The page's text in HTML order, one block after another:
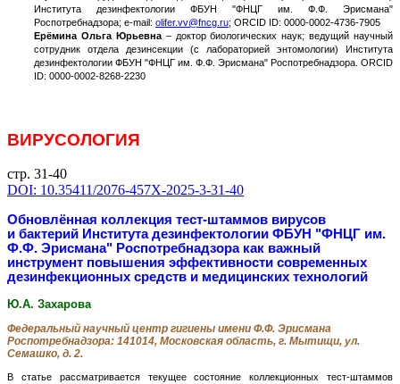
Института дезинфектологии ФБУН "ФНЦГ им. Ф.Ф. Эрисмана"
Роспотребнадзора; e-mail: olifer.vv@fncg.ru; ORCID ID: 0000-0002-4736-7905
Ерёмина Ольга Юрьевна – доктор биологических наук; ведущий научный
сотрудник отдела дезинсекции (с лабораторией энтомологии) Института
дезинфектологии ФБУН "ФНЦГ им. Ф.Ф. Эрисмана" Роспотребнадзора. ORCID
ID: 0000-0002-8268-2230
ВИРУСОЛОГИЯ
стр. 31-40
DOI: 10.35411/2076-457X-2025-3-31-40
Обновлённая коллекция тест-штаммов вирусов
и бактерий Института дезинфектологии ФБУН "ФНЦГ им.
Ф.Ф. Эрисмана" Роспотребнадзора как важный
инструмент повышения эффективности современных
дезинфекционных средств и медицинских технологий
Ю.А. Захарова
Федеральный научный центр гигиены имени Ф.Ф. Эрисмана
Роспотребнадзора: 141014, Московская область, г. Мытищи, ул.
Семашко, д. 2.
В статье рассматривается текущее состояние коллекционных тест-штаммов